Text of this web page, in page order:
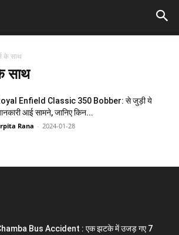
के साथ
साथ
Enfield Classic 350 Bobber: से जुड़ी ये
आई सामने, जानिए किन...
Rana - 2024-01-28
Bus Accident : एक झटके में उजड़ गए 7